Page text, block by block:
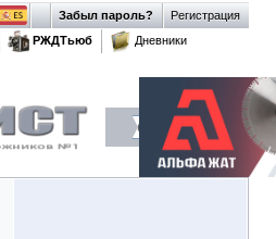
Регистрация
Забыл пароль?
РЖДТьюб
Дневники